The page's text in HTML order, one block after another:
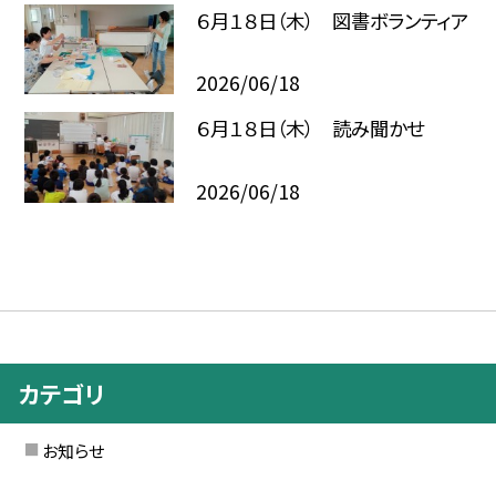
６月１８日（木） 図書ボランティア
2026/06/18
６月１８日（木） 読み聞かせ
2026/06/18
カテゴリ
お知らせ